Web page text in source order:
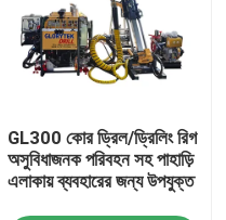
GL300 কোর ড্রিল/ড্রিলিং রিগ
অসুবিধাজনক পরিবহন সহ পাহাড়ি
এলাকায় ব্যবহারের জন্য উপযুক্ত